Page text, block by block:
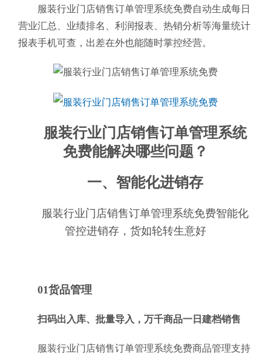
服装行业门店销售订单管理系统免费自动生成每日
营业汇总、业绩排名、利润报表、热销分析等海量统计
报表手机可查，出差在外也能随时掌控经营。
服装行业门店销售订单管理系统
免费能解决哪些问题？
一、智能化进销存
服装行业门店销售订单管理系统免费智能化
管控进销存，货如轮转生意好
01货品管理
扫码出入库、批量导入，万千商品一日建档销售
服装行业门店销售订单管理系统免费商品管理支持